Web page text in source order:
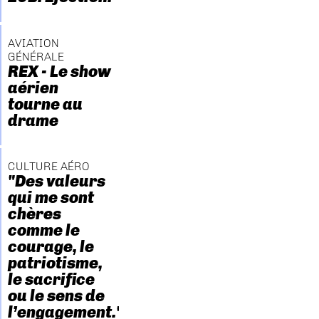
AVIATION
GÉNÉRALE
REX - Le show
aérien
tourne au
drame
CULTURE AÉRO
"Des valeurs
qui me sont
chères
comme le
courage, le
patriotisme,
le sacrifice
ou le sens de
l’engagement."